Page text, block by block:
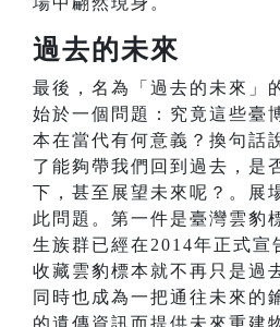
過去的未來
最後，名為「過去的未來」
始於一個問題：究竟這些臺
本在當代有何意義？換句話
了能夠帶我們回到過去，是
下，甚至展望未來呢？。展
此問題。第一件是臺灣雲豹
生族群已經在2014年正式宣
收藏雲豹標本就不再只是過
同時也成為一把通往未來的
的遺傳資訊而提供未來重建